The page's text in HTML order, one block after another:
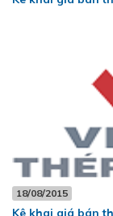
18/08/2015
Kê khai giá bán